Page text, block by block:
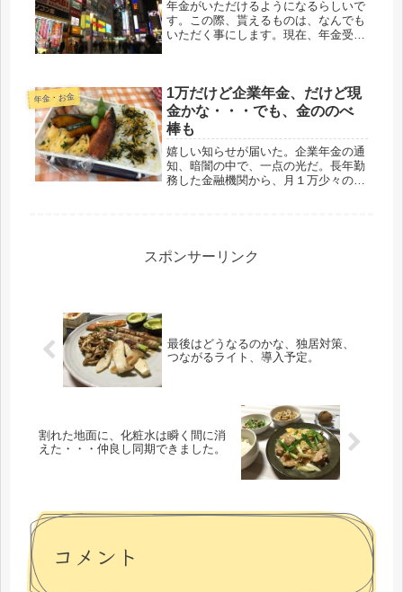
年金がいただけるようになるらしいで
す。この際、貰えるものは、なんでも
いただく事にします。現在、年金受給
で、そう簡単に変わるわけないのに、
７０...
年金・お金
1万だけど企業年金、だけど現
金かな・・・でも、金ののべ
棒も
嬉しい知らせが届いた。企業年金の通
知、暗闇の中で、一点の光だ。長年勤
務した金融機関から、月１万少々の金
ぶ、...
スポンサーリンク
最後はどうなるのかな、独居対策、
つながるライト、導入予定。
割れた地面に、化粧水は瞬く間に消
えた・・・仲良し同期できました。
コメント